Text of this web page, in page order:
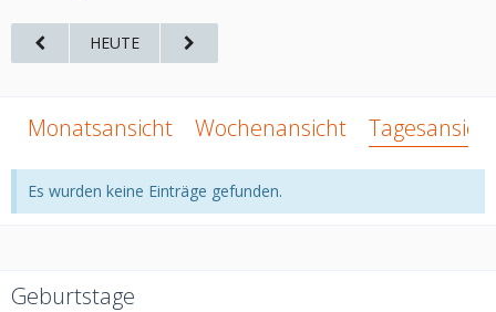
HEUTE
Monatsansicht Wochenansicht Tagesansicht
Es wurden keine Einträge gefunden.
Geburtstage